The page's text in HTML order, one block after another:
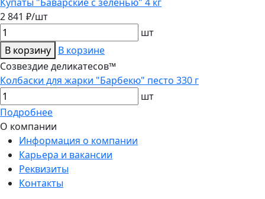
2 841 ₽/шт
шт
В корзину В корзине
Созвездие деликатесов™
Колбаски для жарки "Барбекю" песто 330 г
шт
Подробнее
О компании
Информация о компании
Карьера и вакансии
Реквизиты
Контакты